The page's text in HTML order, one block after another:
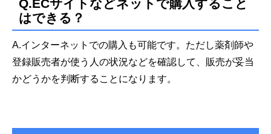
Q.ECサイトなどネットで購入すること
はできる？
A.インターネットでの購入も可能です。ただし薬剤師や
登録販売者が使う人の状況などを確認して、販売が妥当
かどうかを判断することになります。